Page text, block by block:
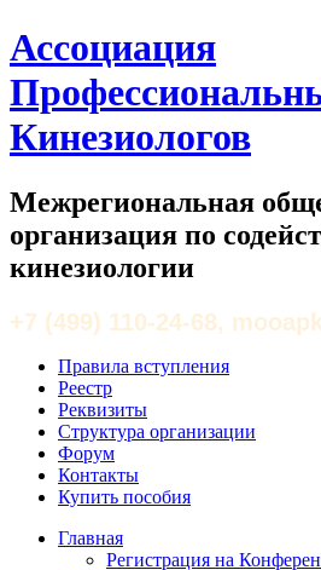
Ассоциация
Кинезиологов
Межрегиональная
организация по
кинезиологии
+7 (499) 110-24-68,
Правила вступления
Реестр
Реквизиты
Структура организации
Форум
Контакты
Купить пособия
Главная
Регистрация на